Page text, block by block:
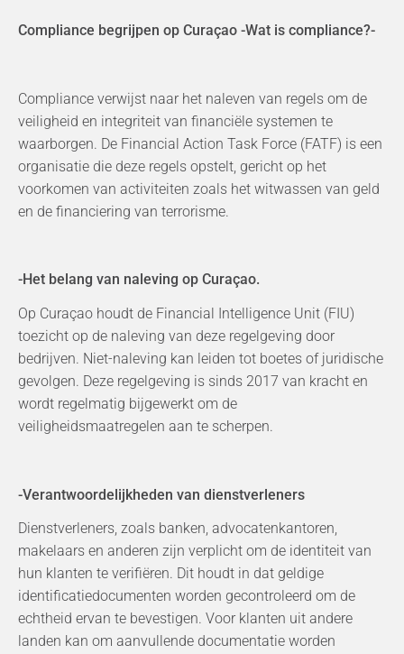
Compliance begrijpen op Curaçao -Wat is compliance?-
Compliance verwijst naar het naleven van regels om de
veiligheid en integriteit van financiële systemen te
waarborgen. De Financial Action Task Force (FATF) is een
organisatie die deze regels opstelt, gericht op het
voorkomen van activiteiten zoals het witwassen van geld
en de financiering van terrorisme.
-Het belang van naleving op Curaçao.
Op Curaçao houdt de Financial Intelligence Unit (FIU)
toezicht op de naleving van deze regelgeving door
bedrijven. Niet-naleving kan leiden tot boetes of juridische
gevolgen. Deze regelgeving is sinds 2017 van kracht en
wordt regelmatig bijgewerkt om de
veiligheidsmaatregelen aan te scherpen.
-Verantwoordelijkheden van dienstverleners
Dienstverleners, zoals banken, advocatenkantoren,
makelaars en anderen zijn verplicht om de identiteit van
hun klanten te verifiëren. Dit houdt in dat geldige
identificatiedocumenten worden gecontroleerd om de
echtheid ervan te bevestigen. Voor klanten uit andere
landen kan om aanvullende documentatie worden